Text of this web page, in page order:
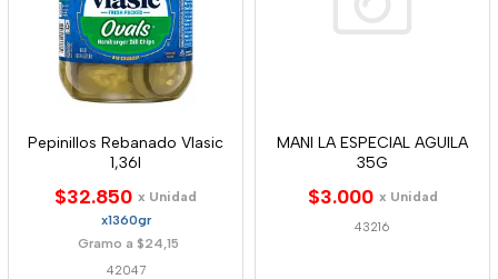
Pepinillos Rebanado Vlasic
1,36l
$32.850 x Unidad
x1360gr
Gramo a $24,15
42047
MANI LA ESPECIAL AGUILA
35G
$3.000 x Unidad
43216